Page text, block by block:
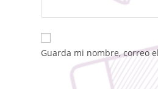
Guarda mi nombre, correo